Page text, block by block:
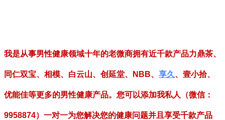
我是从事男性健康领域十年的老微商拥有近千款产品力鼎茶、
同仁双宝、相模、白云山、创延堂、NBB、 享久、壹小拾、
优能佳等更多的男性健康产品。您可以添加我私人（微信：
9958874）一对一为您解决您的健康问题并且享受千款产品